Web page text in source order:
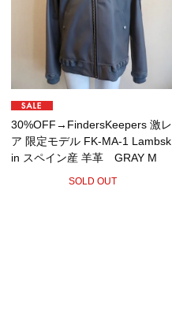
30%OFF→FindersKeepers 激レ
ア 限定モデル FK-MA-1 Lambsk
in スペイン産 羊革 GRAY M
SOLD OUT